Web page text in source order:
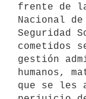
frente de
Nacional
Seguridad
cometidos
gestión
humanos,
que se les